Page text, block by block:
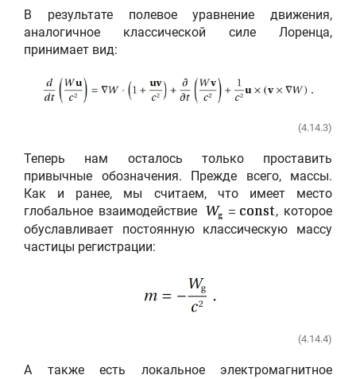
В результате полевое уравнение движения,
аналогичное классической силе Лоренца,
принимает вид:
(4.14.3)
Теперь нам осталось только проставить
привычные обозначения. Прежде всего, массы.
Как и ранее, мы считаем, что имеет место
глобальное взаимодействие
Wg = const, которое
обуславливает постоянную классическую массу
частицы регистрации:
(4.14.4)
А также есть локальное электромагнитное